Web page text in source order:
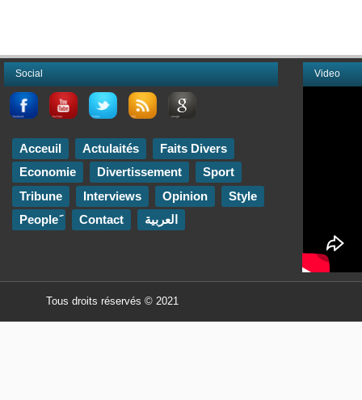
Video
Social
Acceuil Actulaités
Faits Divers
Economie
Divertissement
Sport
Tribune
Interviews Opinion
Style
Contact العربية
Tous droits réservés © 2021